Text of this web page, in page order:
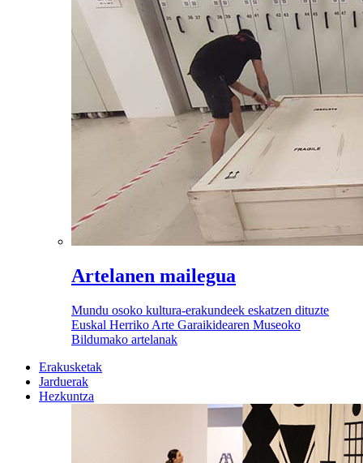
Artelanen mailegua
Mundu osoko kultura-erakundeek eskatzen dituzte
Euskal Herriko Arte Garaikidearen Museoko
Bildumako artelanak
Erakusketak
Jarduerak
Hezkuntza